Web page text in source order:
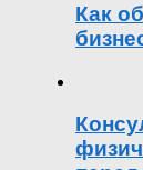
Как